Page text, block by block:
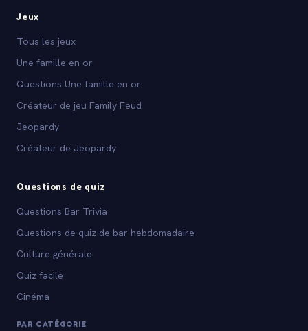
Jeux
Tous les jeux
Une famille en or
Questions Une famille en or
Créateur de jeu Family Feud
Jeopardy
Créateur de Jeopardy
Questions de quiz
Questions Bar Trivia
Questions de quiz de bar hebdomadaire
Culture générale
Quiz facile
Cinéma
PAR CATÉGORIE